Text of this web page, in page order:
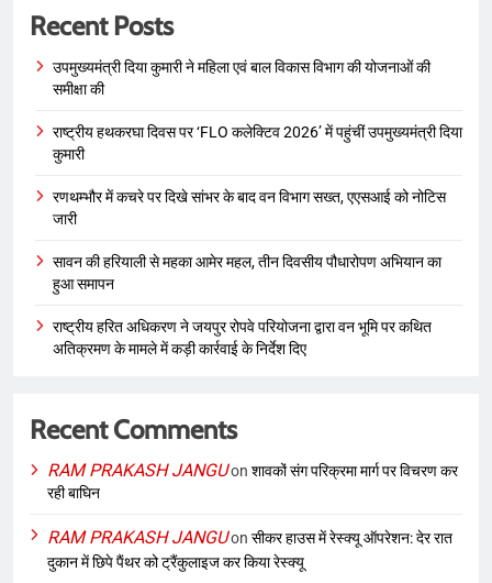
Recent Posts
उपमुख्यमंत्री दिया कुमारी ने महिला एवं बाल विकास विभाग की योजनाओं की
समीक्षा की
राष्ट्रीय हथकरघा दिवस पर ‘FLO कलेक्टिव 2026’ में पहुंचीं उपमुख्यमंत्री दिया
कुमारी
रणथम्भौर में कचरे पर दिखे सांभर के बाद वन विभाग सख्त, एएसआई को नोटिस
जारी
सावन की हरियाली से महका आमेर महल, तीन दिवसीय पौधारोपण अभियान का
हुआ समापन
राष्ट्रीय हरित अधिकरण ने जयपुर रोपवे परियोजना द्वारा वन भूमि पर कथित
अतिक्रमण के मामले में कड़ी कार्रवाई के निर्देश दिए
Recent Comments
RAM PRAKASH JANGUon शावकों संग परिक्रमा मार्ग पर विचरण कर
रही बाघिन
RAM PRAKASH JANGUon सीकर हाउस में रेस्क्यू ऑपरेशन: देर रात
दुकान में छिपे पैंथर को ट्रैंकुलाइज कर किया रेस्क्यू